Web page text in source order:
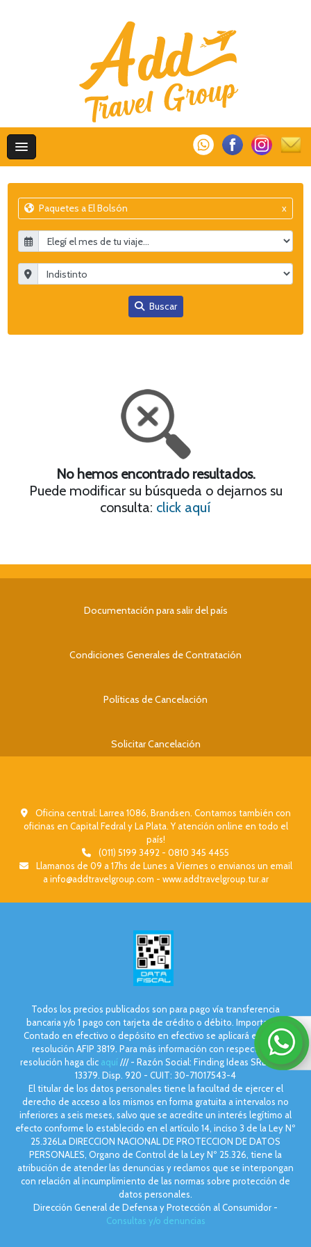
Paquetes a El Bolsón x
Buscar
No hemos encontrado resultados.
Puede modificar su búsqueda o dejarnos su
consulta: click aquí
Documentación para salir del país
Condiciones Generales de Contratación
Políticas de Cancelación
Solicitar Cancelación
Oficina central: Larrea 1086, Brandsen. Contamos también con
oficinas en Capital Fedral y La Plata. Y atención online en todo el
país!
(011) 5199 3492 - 0810 345 4455
Llamanos de 09 a 17hs de Lunes a Viernes o envianos un email
a info@addtravelgroup.com - www.addtravelgroup.tur.ar
Todos los precios publicados son para pago vía transferencia
bancaria y/o 1 pago con tarjeta de crédito o débito. Importante:
Contado en efectivo o depósito en efectivo se aplicará el 5% de
resolución AFIP 3819. Para más información con respecto a la
resolución haga clic aquí/// - Razón Social: Finding Ideas SRL - Leg.
13379. Disp. 920 - CUIT: 30-71017543-4
El titular de los datos personales tiene la facultad de ejercer el
derecho de acceso a los mismos en forma gratuita a intervalos no
inferiores a seis meses, salvo que se acredite un interés legítimo al
efecto conforme lo establecido en el artículo 14, inciso 3 de la Ley Nº
25.326La DIRECCION NACIONAL DE PROTECCION DE DATOS
PERSONALES, Organo de Control de la Ley Nº 25.326, tiene la
atribución de atender las denuncias y reclamos que se interpongan
con relación al incumplimiento de las normas sobre protección de
datos personales.
Dirección General de Defensa y Protección al Consumidor -
Consultas y/o denuncias